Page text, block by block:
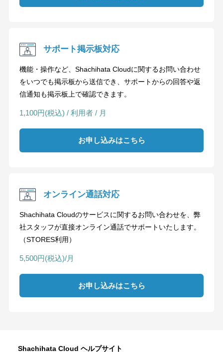
サポート掲示板対応
機能・操作など、Shachihata Cloudに関するお問い合わせ
をいつでも掲示板から送信でき、サポートからの回答や返
信通知も掲示板上で確認できます。
1,100円(税込) / 利用者 / 月
お申し込みはこちら
オンライン通話対応
Shachihata Cloudのサービスに関するお問い合わせを、弊
社スタッフが直接オンライン通話でサポートいたします。
（STORES利用）
5,500円(税込)/月
お申し込みはこちら
Shachihata Cloud ヘルプサイト